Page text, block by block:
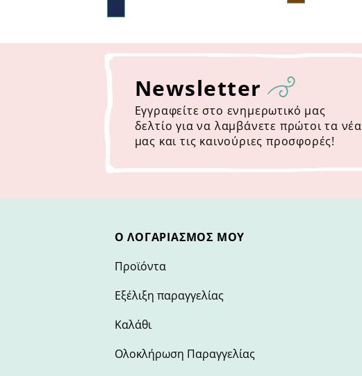
Newsletter
Εγγραφείτε στο ενημερωτικό μας
δελτίο για να λαμβάνετε πρώτοι τα νέα
μας και τις καινούριες προσφορές!
Ο ΛΟΓΑΡΙΑΣΜΌΣ ΜΟΥ
Προϊόντα
Εξέλιξη παραγγελίας
Καλάθι
Ολοκλήρωση Παραγγελίας